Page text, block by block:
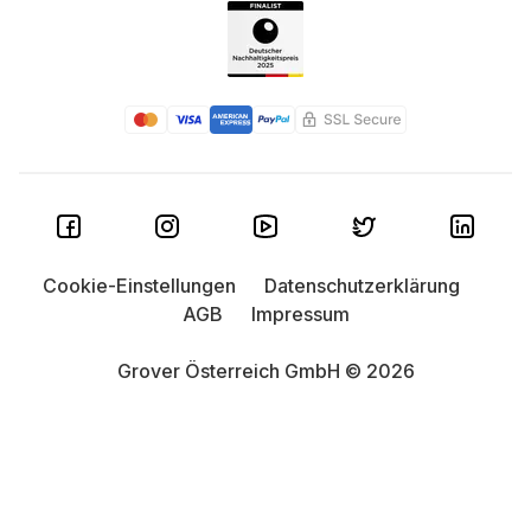
Grover Österreich GmbH © 2026
Cookie-Einstellungen
Datenschutzerklärung
AGB
Impressum